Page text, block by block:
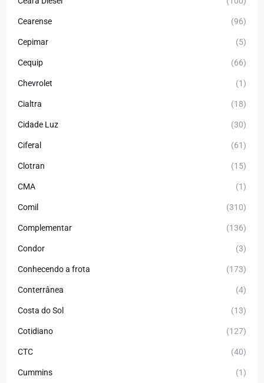
Cearense (96)
Cepimar (5)
Cequip (66)
Chevrolet (1)
Cialtra (18)
Cidade Luz (30)
Ciferal (61)
Clotran (15)
CMA (1)
Comil (310)
Complementar (136)
Condor (3)
Conhecendo a frota (173)
Conterrânea (4)
Costa do Sol (13)
Cotidiano (127)
CTC (40)
Cummins (1)